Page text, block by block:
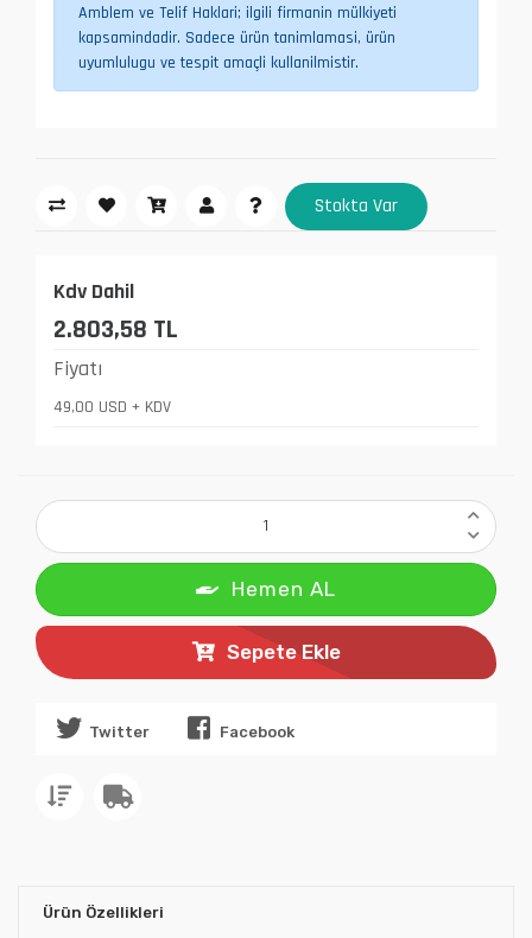
Amblem ve Telif Haklari; ilgili firmanin mülkiyeti
kapsamindadir. Sadece ürün tanimlamasi, ürün
uyumlulugu ve tespit amaçli kullanilmistir.
Stokta Var
Kdv Dahil
2.803,58 TL
Fiyatı
49,00 USD + KDV
Hemen AL
Sepete Ekle
Twitter Facebook
Ürün Özellikleri